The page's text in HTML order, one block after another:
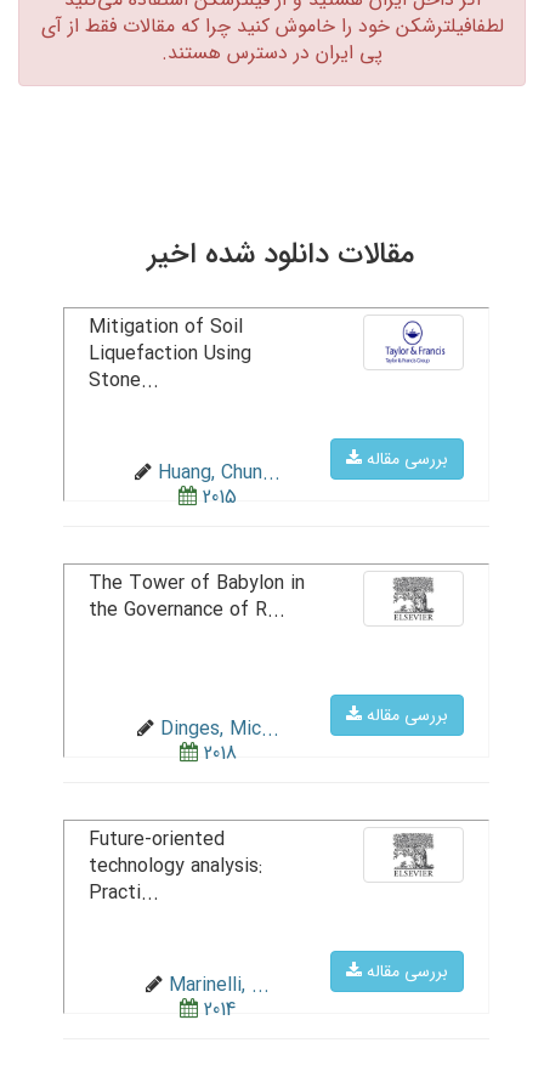
لطفافیلترشکن خود را خاموش کنید چرا که مقالات فقط از آی
پی ایران در دسترس هستند.‏
مقالات دانلود شده اخیر
بررسی مقاله
Mitigation of Soil
Liquefaction Using
Stone...
Huang, Chun...
2015
بررسی مقاله
The Tower of Babylon in
the Governance of R...
Dinges, Mic...
2018
بررسی مقاله
Future-oriented
technology analysis:
Practi...
Marinelli, ...
2014